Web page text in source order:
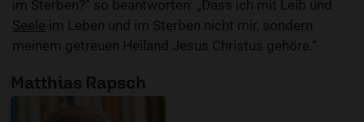
im Sterben?“ so beantworten: „Dass ich mit Leib und
Seele im Leben und im Sterben nicht mir, sondern
meinem getreuen Heiland Jesus Christus gehöre.“
Matthias Rapsch